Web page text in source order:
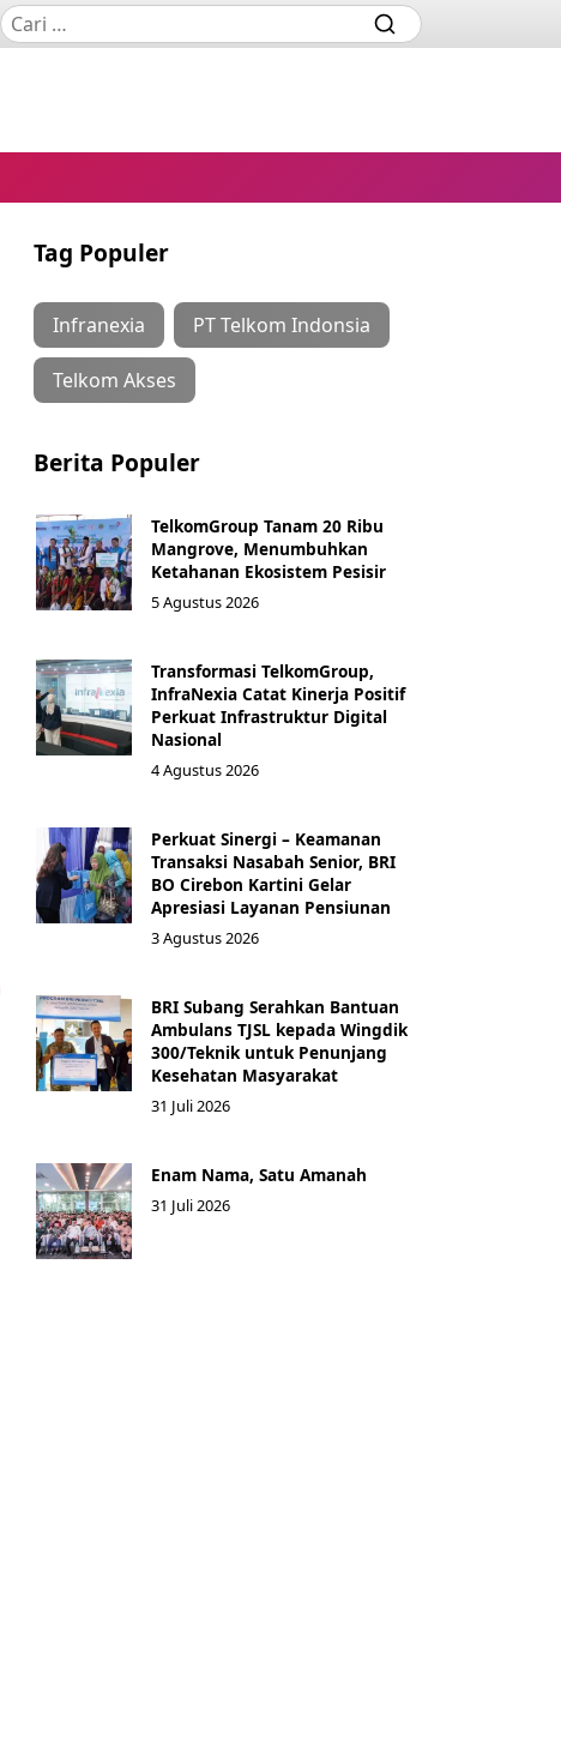
Tag Populer
Infranexia PT Telkom Indonsia
Telkom Akses
Berita Populer
TelkomGroup Tanam 20 Ribu
Mangrove, Menumbuhkan
Ketahanan Ekosistem Pesisir
5 Agustus 2026
Transformasi TelkomGroup,
InfraNexia Catat Kinerja Positif
Perkuat Infrastruktur Digital
Nasional
4 Agustus 2026
Perkuat Sinergi – Keamanan
Transaksi Nasabah Senior, BRI
BO Cirebon Kartini Gelar
Apresiasi Layanan Pensiunan
3 Agustus 2026
BRI Subang Serahkan Bantuan
Ambulans TJSL kepada Wingdik
300/Teknik untuk Penunjang
Kesehatan Masyarakat ​
31 Juli 2026
Enam Nama, Satu Amanah
31 Juli 2026